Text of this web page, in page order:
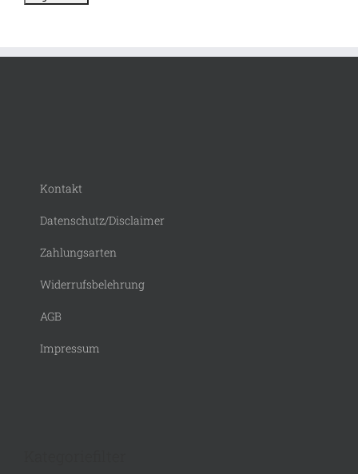
Kontakt
Datenschutz/Disclaimer
Zahlungsarten
Widerrufsbelehrung
AGB
Impressum